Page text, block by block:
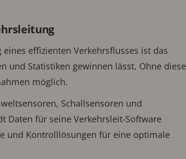
effizienten Verkehrsflusses ist das
und Statistiken gewinnen lässt. Ohne diese
möglich.
Schallsensoren und
Daten für seine Verkehrsleit-Software
und Kontrolllösungen für eine optimale